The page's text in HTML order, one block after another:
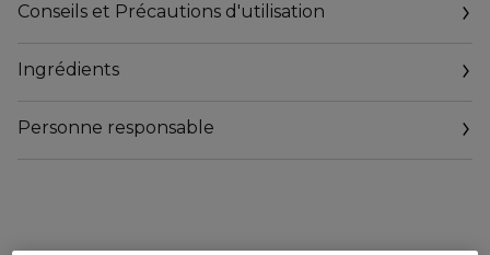
Conseils et Précautions d'utilisation
Ingrédients
Personne responsable